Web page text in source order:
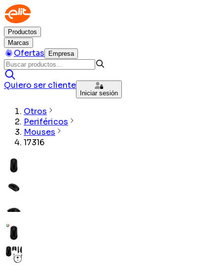
Productos
Marcas
Ofertas Empresa
Quiero ser cliente
Iniciar sesión
Otros
Periféricos
Mouses
17316